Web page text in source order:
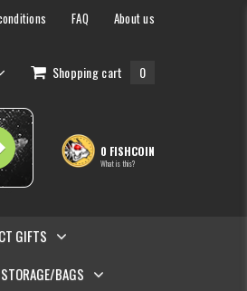
FAQ About us
Shopping cart 0
0 FISHCOIN
What is this?
GIFTS
STORAGE/BAGS